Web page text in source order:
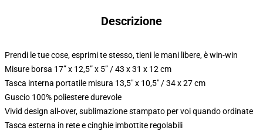
Descrizione
Prendi le tue cose, esprimi te stesso, tieni le mani libere, è win-win
Misure borsa 17” x 12,5” x 5” / 43 x 31 x 12 cm
Tasca interna portatile misura 13,5" x 10,5" / 34 x 27 cm
Guscio 100% poliestere durevole
Vivid design all-over, sublimazione stampato per voi quando ordinate
Tasca esterna in rete e cinghie imbottite regolabili